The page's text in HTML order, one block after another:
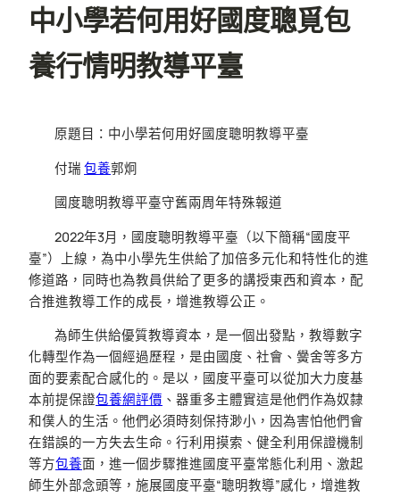
中小學若何用好國度聰覓包
養行情明教導平臺
原題目：中小學若何用好國度聰明教導平臺
付瑞包養郭炯
國度聰明教導平臺守舊兩周年特殊報道
2022年3月，國度聰明教導平臺（以下簡稱“國度平
臺”）上線，為中小學先生供給了加倍多元化和特性化的進
修道路，同時也為教員供給了更多的講授東西和資本，配
合推進教導工作的成長，增進教導公正。
為師生供給優質教導資本，是一個出發點，教導數字
化轉型作為一個經過歷程，是由國度、社會、黌舍等多方
面的要素配合感化的。是以，國度平臺可以從加大力度基
本前提保證包養網評價 、器重多主體實這是他們作為奴隸
和僕人的生活。他們必須時刻保持渺小，因為害怕他們會
在錯誤的一方失去生命。行利用摸索、健全利用保證機制
等方包養面，進一個步驟推進國度平臺常態化利用、激起
師生外部念頭等，施展國度平臺“聰明教導”感化，增進教